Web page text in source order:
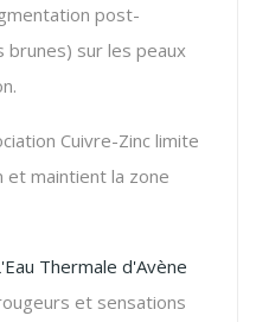
post-
sur les peaux
Cuivre-Zinc limite
et maintient la zone
Thermale d'Avène
et sensations